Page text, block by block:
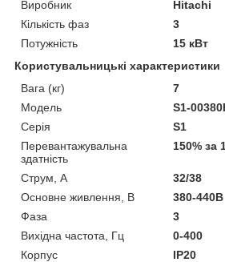
Виробник
Hitachi
Кількість фаз
3
Потужність
15 кВт
Користувальницькі характеристики
Вага (кг)
7
Мoдель
S1-
Серія
S1
Перевантажувальна
здатність
150% за
Струм, A
32/38
Основне живлення, В
380-440B
Фаза
3
Вихідна частота, Гц
0-400
Корпус
IP20